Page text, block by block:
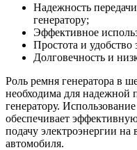
Надежность
генератору;
Эффективное
Простота и
Долговечность и
Роль ремня генератора в
необходима для надежной
генератору.
обеспечивает
подачу электроэнергии на
автомобиля.